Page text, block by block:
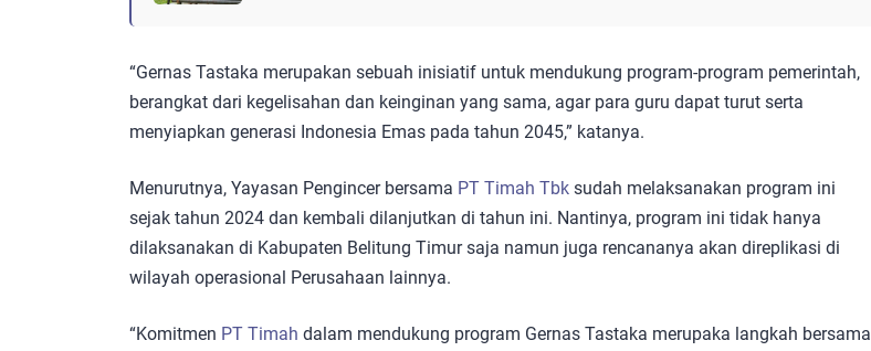
“Gernas Tastaka merupakan sebuah inisiatif untuk mendukung program-program pemerintah,
berangkat dari kegelisahan dan keinginan yang sama, agar para guru dapat turut serta
menyiapkan generasi Indonesia Emas pada tahun 2045,” katanya.
Menurutnya, Yayasan Pengincer bersama PT Timah Tbk sudah melaksanakan program ini
sejak tahun 2024 dan kembali dilanjutkan di tahun ini. Nantinya, program ini tidak hanya
dilaksanakan di Kabupaten Belitung Timur saja namun juga rencananya akan direplikasi di
wilayah operasional Perusahaan lainnya.
“Komitmen PT Timah dalam mendukung program Gernas Tastaka merupaka langkah bersama